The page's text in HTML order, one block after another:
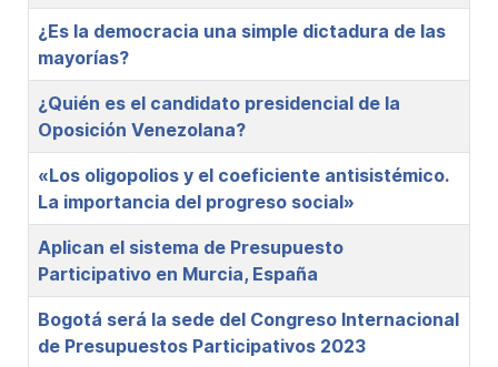
¿Es la democracia una simple dictadura de las
mayorías?
¿Quién es el candidato presidencial de la
Oposición Venezolana?
«Los oligopolios y el coeficiente antisistémico.
La importancia del progreso social»
Aplican el sistema de Presupuesto
Participativo en Murcia, España
Bogotá será la sede del Congreso Internacional
de Presupuestos Participativos 2023